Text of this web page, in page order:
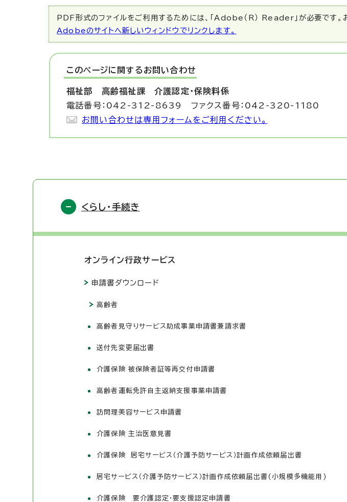
PDF形式のファイルをご利用するためには、「Adobe（R） Reader」が必要です。
Adobeのサイトへ新しいウィンドウでリンクします。
このページに関する お問い合わせ
福祉部 高齢福祉課 介護認定・保険料係
電話番号：042-312-8639 ファクス番号：042-320-1180
お問い合わせは専用フォームをご利用ください。
くらし・手続き
オンライン行政サービス
申請書ダウンロード
高齢者
高齢者見守りサービス助成事業申請書兼請求書
送付先変更届出書
介護保険 被保険者証等再交付申請書
高齢者運転免許自主返納支援事業申請書
訪問理美容サービス申請書
介護保険 主治医意見書
介護保険 居宅サービス（介護予防サービス）計画作成依頼届出書
居宅サービス（介護予防サービス）計画作成依頼届出書(小規模多機能用)
介護保険 要介護認定・要支援認定申請書